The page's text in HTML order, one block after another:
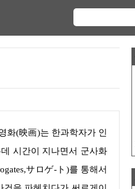
시간이 지나면서 군사화
サロゲ-ト)를 통해서